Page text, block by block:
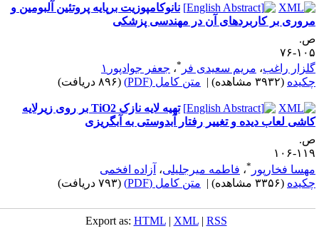
نانوکامپوزیت برپایه پروتئین آلبومین و
بر کاربردهای آن در مهندسی پزشکی
۷۶
راغب،مریم سعیدی فر ،جعفر جوادپور۱
(۳۹۳۲ مشاهده) | متن کامل (PDF) (۸۹۶ دریافت)
تهیه لایه نازک TiO2 بر روی زیرلایه
لعاب دیده و تغییر رفتار آبدوستی به آبگریزی
۱۰۶
فخارپور
،فاطمه میرجلیلی،آزاده افخمی
(۳۳۵۶ مشاهده) | متن کامل (PDF) (۷۹۳ دریافت)
Export as:HTML |XML |RSS